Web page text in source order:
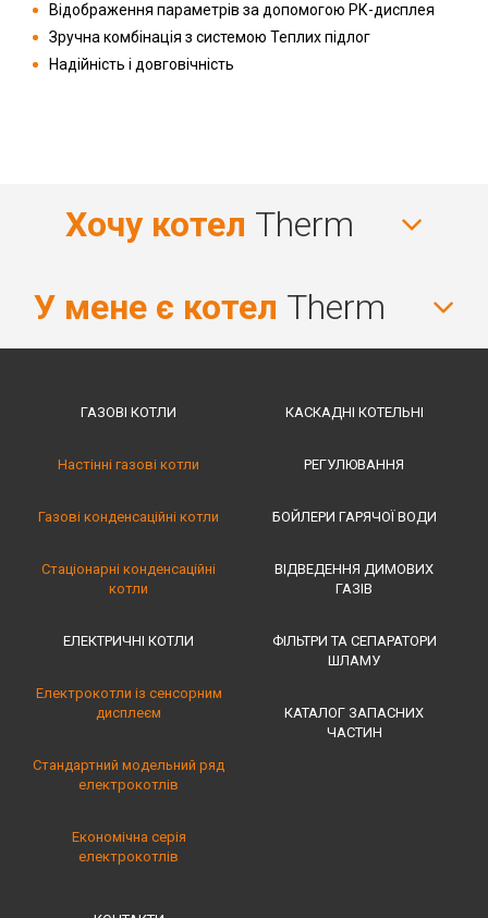
Відображення параметрів за допомогою РК-дисплея
Зручна комбінація з системою Теплих підлог
Надійність і довговічність
Хочу котел Therm
У мене є котел Therm
ГАЗОВІ КОТЛИ
Настінні газові котли
Газові конденсаційні котли
Стаціонарні конденсаційні
котли
ЕЛЕКТРИЧНІ КОТЛИ
Електрокотли із сенсорним
дисплеєм
Стандартний модельний ряд
електрокотлів
Економічна серія
електрокотлів
КАСКАДНІ КОТЕЛЬНІ
РЕГУЛЮВАННЯ
БОЙЛЕРИ ГАРЯЧОЇ ВОДИ
ВІДВЕДЕННЯ ДИМОВИХ
ГАЗІВ
ФІЛЬТРИ ТА СЕПАРАТОРИ
ШЛАМУ
КАТАЛОГ ЗАПАСНИХ
ЧАСТИН